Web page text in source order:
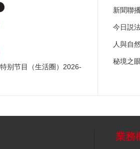
别节目（生活圈）2026-
新聞聯
今日説
人與自
秘境之
業務